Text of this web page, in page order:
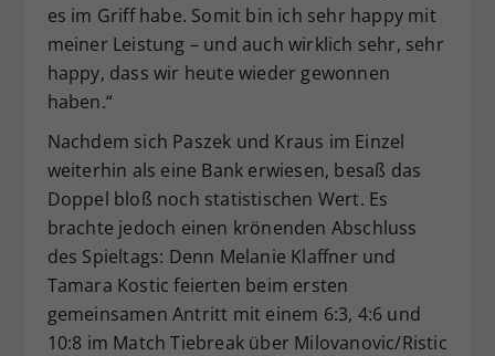
es im Griff habe. Somit bin ich sehr happy mit
meiner Leistung – und auch wirklich sehr, sehr
happy, dass wir heute wieder gewonnen
haben.“
Nachdem sich Paszek und Kraus im Einzel
weiterhin als eine Bank erwiesen, besaß das
Doppel bloß noch statistischen Wert. Es
brachte jedoch einen krönenden Abschluss
des Spieltags: Denn Melanie Klaffner und
Tamara Kostic feierten beim ersten
gemeinsamen Antritt mit einem 6:3, 4:6 und
10:8 im Match Tiebreak über Milovanovic/Ristic